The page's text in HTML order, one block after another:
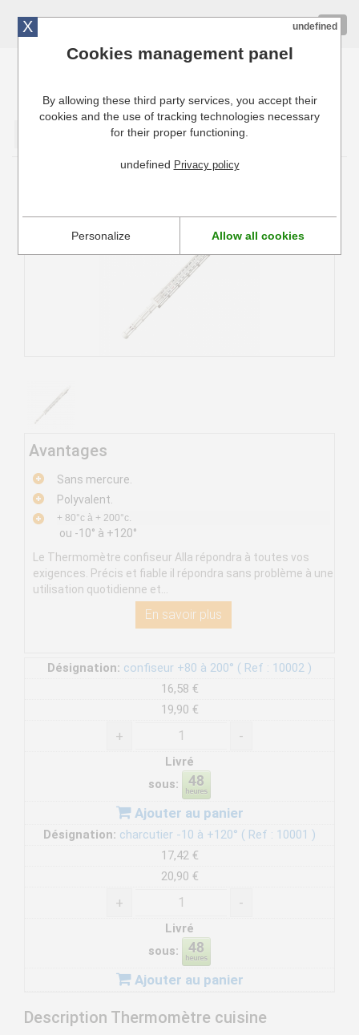
Cuisinresto: Ustensiles de cuisine pour professionnels
Avantages
Sans mercure.
Polyvalent.
+ 80°c à + 200°c.
ou -10° à +120°
Le Thermomètre confiseur Alla répondra à toutes vos
exigences. Précis et fiable il répondra sans problème à une
utilisation quotidienne et...
En savoir plus
Désignation: confiseur +80 à 200° ( Ref : 10002 )
16,58 €
19,90 €
+ -
Livré
sous:
Ajouter au panier
Désignation: charcutier -10 à +120° ( Ref : 10001 )
17,42 €
20,90 €
+ -
Livré
sous:
Ajouter au panier
Description Thermomètre cuisine
X undefined
Cookies management panel
By allowing these third party services, you accept their
cookies and the use of tracking technologies necessary
for their proper functioning.
undefined Privacy policy
Personalize Allow all cookies